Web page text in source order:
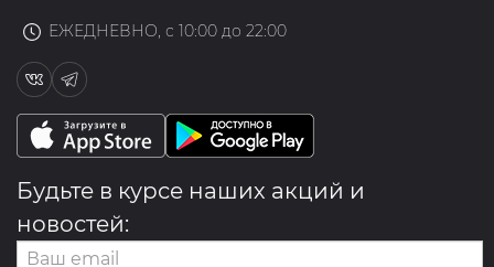
ЕЖЕДНЕВНО, с 10:00 до 22:00
Будьте в курсе наших акций и
новостей: